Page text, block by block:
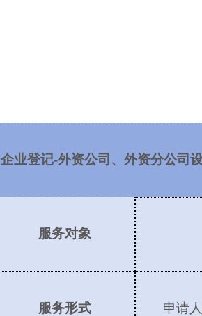
企业登记-外资公司、外资分公司
服务对象
服务形式 申请